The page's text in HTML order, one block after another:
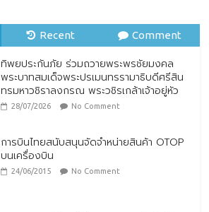
พระบาทสมเด็จพระปรเมนทรรามาธิบดีศรีสิน
ทรมหาวชิราลงกรณ พระวชิรเกล้าเจ้าอยู่หัว
Recent Comment
ทิพยประกันภัย ร่วมถวายพระพรชัยมงคล
พระบาทสมเด็จพระปรเมนทรรามาธิบดีศรีสิน
ทรมหาวชิราลงกรณ พระวชิรเกล้าเจ้าอยู่หัว
28/07/2026 No Comment
การบินไทยสนับสนุนจัดจำหน่ายสินค้า OTOP
บนเครื่องบิน
24/06/2015 No Comment